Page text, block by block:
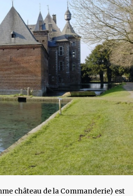
château de la Commanderie) est